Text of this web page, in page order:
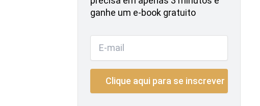
ganhe um e-book gratuito